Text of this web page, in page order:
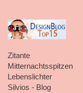
Zitante
Mitternachtsspitzen
Lebenslichter
Silvios - Blog